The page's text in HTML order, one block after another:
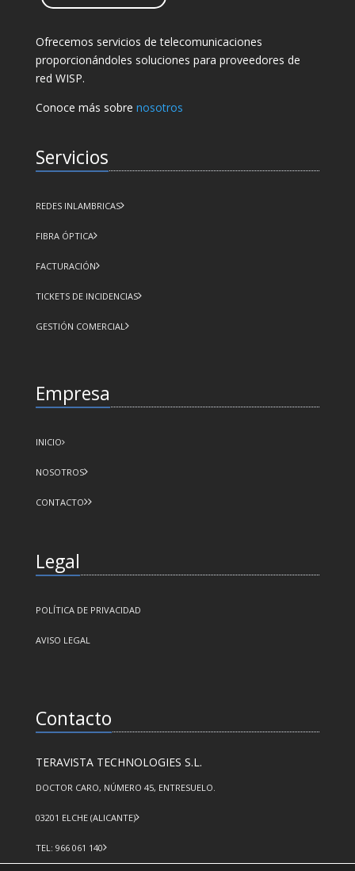
Ofrecemos servicios de telecomunicaciones
proporcionándoles soluciones para proveedores de
red WISP.
Conoce más sobre nosotros
Servicios
REDES INLAMBRICAS
FIBRA ÓPTICA
FACTURACIÓN
TICKETS DE INCIDENCIAS
GESTIÓN COMERCIAL
Empresa
INICIO
NOSOTROS
CONTACTO
Legal
POLÍTICA DE PRIVACIDAD
AVISO LEGAL
Contacto
TERAVISTA TECHNOLOGIES S.L.
DOCTOR CARO, NÚMERO 45, ENTRESUELO.
03201 ELCHE (ALICANTE)
TEL: 966 061 140